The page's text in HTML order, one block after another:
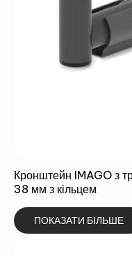
Альтернатива:
Кронштейн IMAGO з
38 мм з кільцем
ПОКАЗАТИ БІЛЬШЕ